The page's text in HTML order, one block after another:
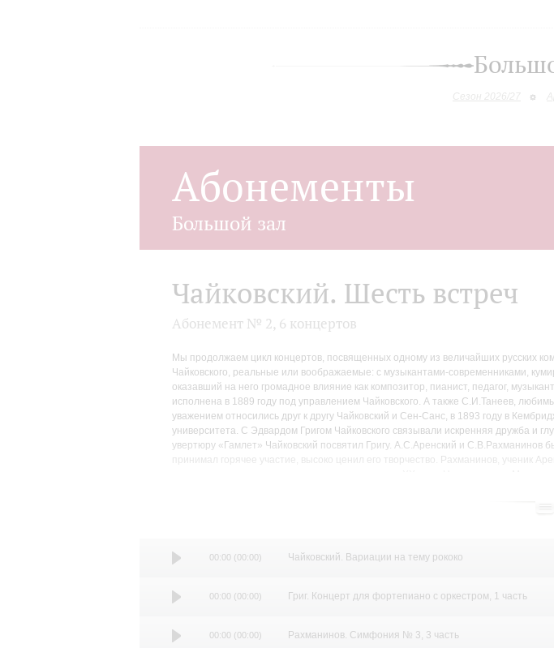
Сезон 2026/27
Абонементы
Большой зал
Чайковский. Шесть встреч
Абонемент № 2, 6 концертов
Мы продолжаем цикл концертов, посвященных одному из величайших русских
Чайковского, реальные или воображаемые: с музыкантами-современниками,
оказавший на него громадное влияние как композитор, пианист, педагог,
исполнена в 1889 году под управлением Чайковского. А также С.И.Танеев,
уважением относились друг к другу Чайковский и Сен-Санс, в 1893 году в
университета. С Эдвардом Григом Чайковского связывали искренняя дружба и
увертюру «Гамлет» Чайковский посвятил Григу. А.С.Аренский и
принимал горячее участие, высоко ценил его творчество. Рахманинов, ученик
00:00(00:00) Чайковский. Вариации на тему рококо
00:00(00:00) Григ. Концерт для фортепиано с оркестром, 1 часть
00:00(00:00) Рахманинов. Симфония № 3, 3 часть